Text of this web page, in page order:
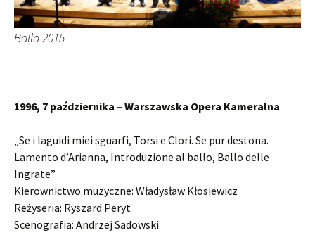
Ballo 2015
1996, 7 października – Warszawska Opera Kameralna
„Se i laguidi miei sguarfi, Torsi e Clori. Se pur destona.
Lamento d’Arianna, Introduzione al ballo, Ballo delle
Ingrate”
Kierownictwo muzyczne: Władysław Kłosiewicz
Reżyseria: Ryszard Peryt
Scenografia: Andrzej Sadowski